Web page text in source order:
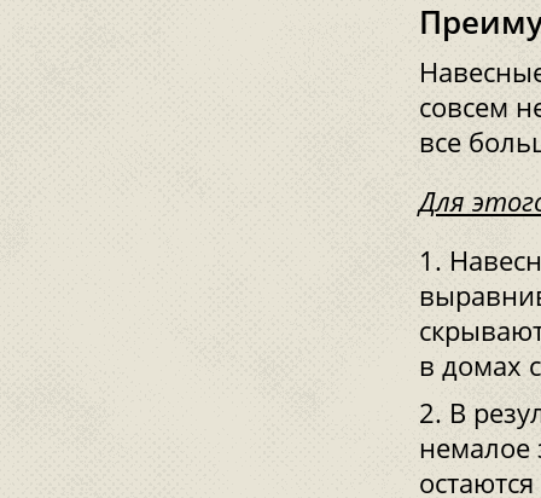
совсем
все
Для
в домах
В
немалое